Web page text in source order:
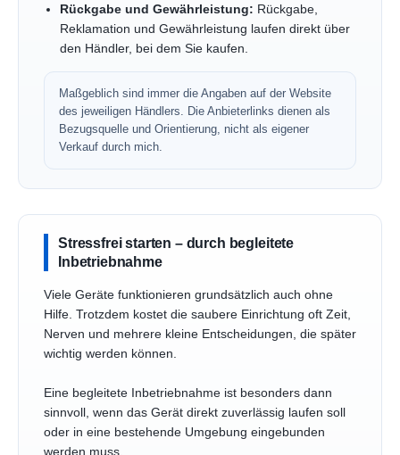
Rückgabe und Gewährleistung: Rückgabe,
Reklamation und Gewährleistung laufen direkt über
den Händler, bei dem Sie kaufen.
Maßgeblich sind immer die Angaben auf der Website
des jeweiligen Händlers. Die Anbieterlinks dienen als
Bezugsquelle und Orientierung, nicht als eigener
Verkauf durch mich.
Stressfrei starten – durch begleitete
Inbetriebnahme
Viele Geräte funktionieren grundsätzlich auch ohne
Hilfe. Trotzdem kostet die saubere Einrichtung oft Zeit,
Nerven und mehrere kleine Entscheidungen, die später
wichtig werden können.
Eine begleitete Inbetriebnahme ist besonders dann
sinnvoll, wenn das Gerät direkt zuverlässig laufen soll
oder in eine bestehende Umgebung eingebunden
werden muss.